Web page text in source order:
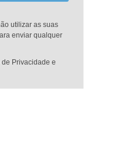
utilizar as suas
enviar qualquer
Privacidade e